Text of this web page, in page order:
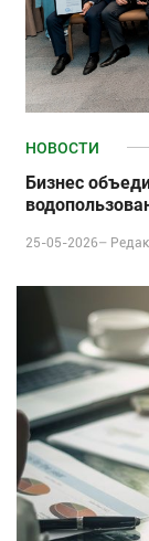
НОВОСТИ
Бизнес
25-05-2026–